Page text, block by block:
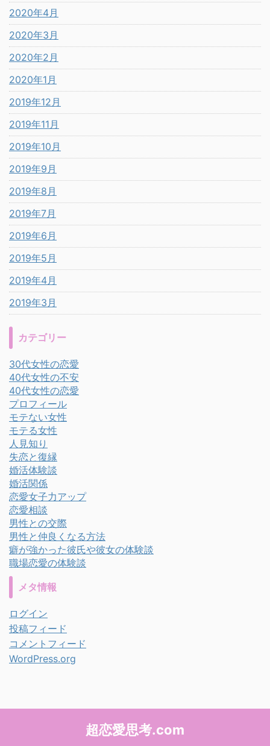
2020年4月
2020年3月
2020年2月
2020年1月
2019年12月
2019年11月
2019年10月
2019年9月
2019年8月
2019年7月
2019年6月
2019年5月
2019年4月
2019年3月
カテゴリー
30代女性の恋愛
40代女性の不安
40代女性の恋愛
プロフィール
モテない女性
モテる女性
人見知り
失恋と復縁
婚活体験談
婚活関係
恋愛女子力アップ
恋愛相談
男性との交際
男性と仲良くなる方法
癖が強かった彼氏や彼女の体験談
職場恋愛の体験談
メタ情報
ログイン
投稿フィード
コメントフィード
WordPress.org
超恋愛思考.com